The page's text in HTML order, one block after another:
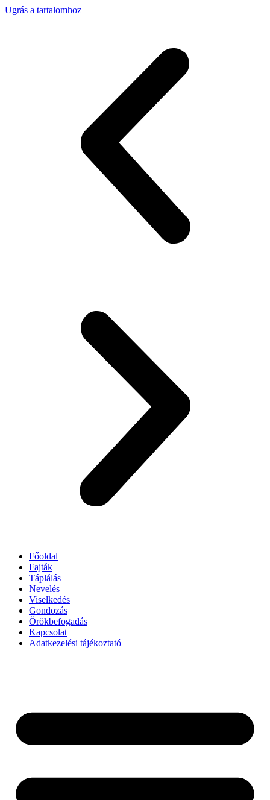
Ugrás a tartalomhoz
Főoldal
Fajták
Táplálás
Nevelés
Viselkedés
Gondozás
Örökbefogadás
Kapcsolat
Adatkezelési tájékoztató